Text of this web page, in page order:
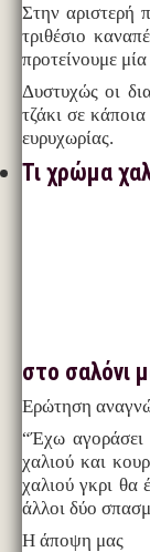
Στην αριστερή
τριθέσιο
προτείνουμε
Δυστυχώς οι
τζάκι σε
ευρυχωρίας.
Τι χρώμα
στο σαλόνι
Ερώτηση
“Έχω αγοράσει
χαλιού και
χαλιού γκρι θα
άλλοι δύο
Η άποψη μας